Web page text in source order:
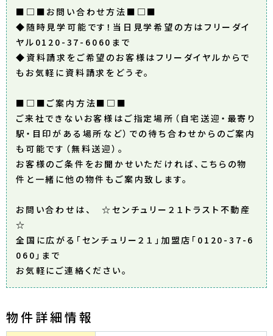
■□■お問い合わせ方法■□■
◆随時見学可能です！当日見学希望の方はフリーダイ
ヤル0120-37-6060まで
◆資料請求をご希望のお客様はフリーダイヤルからで
もお気軽に資料請求をどうぞ。
■□■ご案内方法■□■
ご来社できないお客様はご指定場所（自宅送迎・最寄り
駅・目印がある場所など）での待ち合わせからのご案内
も可能です（無料送迎）。
お客様のご条件をお聞かせいただければ、こちらの物
件と一緒に他の物件もご案内致します。
お問い合わせは、 ☆センチュリー２１トラスト不動産
☆
全国に広がる「センチュリー２１」加盟店「0120-37-6
060」まで
お気軽にご連絡ください。
物件詳細情報